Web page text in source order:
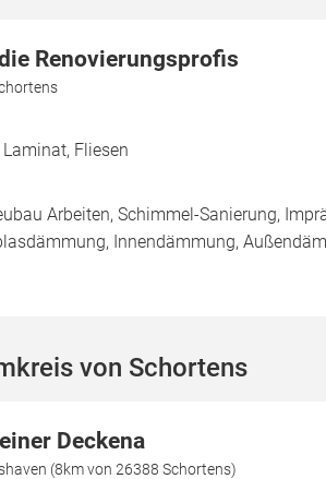
Renovierungsprofis
Fliesen
Arbeiten, Schimmel-Sanierung,
Innendämmung,
von Schortens
Deckena
(8km von 26388 Schortens)